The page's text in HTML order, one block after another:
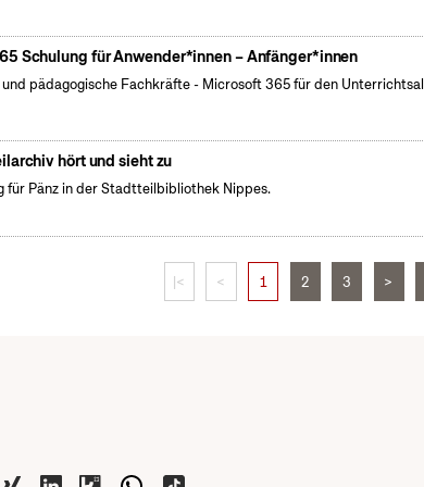
Schulung für Anwender*innen – Anfänger*innen
pädagogische Fachkräfte - Microsoft 365 für den
hört und sieht zu
für Pänz in der Stadtteilbibliothek Nippes.
|< < 1 2 3 >